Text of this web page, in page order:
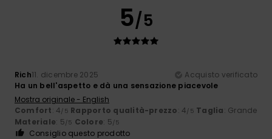
5/5
Rich11. dicembre 2025
Acquisto verificato
Ha un bell'aspetto e dà una sensazione piacevole
Mostra originale - English
Comfort: 4/5 Rapporto qualità-prezzo: 4/5 Taglia: Grande
Materiale: 5/5 Colore: 5/5
Consiglio questo prodotto